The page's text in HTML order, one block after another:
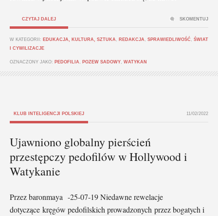
CZYTAJ DALEJ
W KATEGORII: EDUKACJA, KULTURA, SZTUKA REDAKCJA SPRAWIEDLIWOŚĆ
ŚWIAT
I CYWILIZACJE
OZNACZONY JAKO: PEDOFILIA POZEW SADOWY WATYKAN
SKOMENTUJ
KLUB INTELIGENCJI POLSKIEJ 11/02/2022
Ujawniono globalny pierścień
przestępczy pedofilów w Hollywood i
Watykanie
Przez baronmaya -25-07-19 Niedawne rewelacje
dotyczące kręgów pedofilskich prowadzonych przez bogatych i